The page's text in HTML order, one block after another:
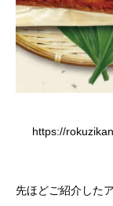
https://
先ほどご紹介した